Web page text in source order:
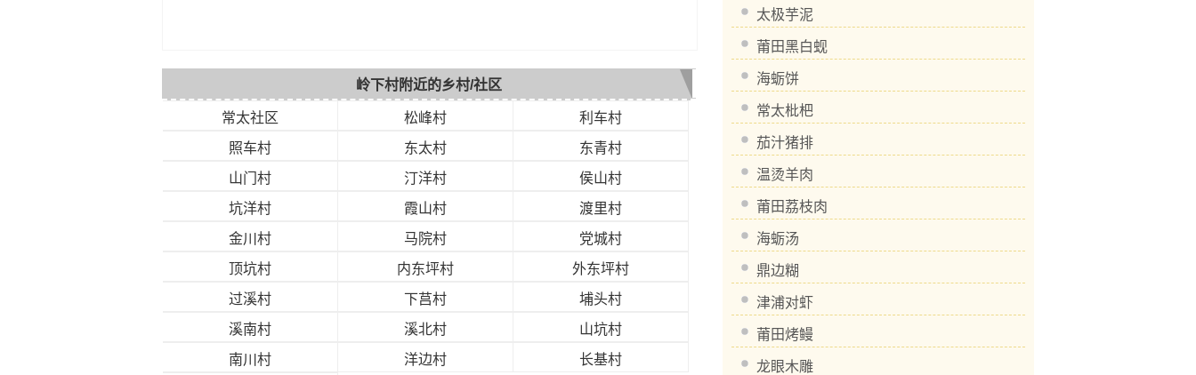
岭下村附近的乡村/社区
常太社区 松峰村
利车村
照车村
东太村
东青村
山门村
汀洋村
侯山村
坑洋村
霞山村
渡里村
金川村
马院村
党城村
顶坑村
内东坪村
外东坪村
过溪村
下莒村
埔头村
溪南村
溪北村
山坑村
南川村
洋边村
长基村
太极芋泥
莆田黑白蚬
海蛎饼
常太枇杷
茄汁猪排
温烫羊肉
莆田荔枝肉
海蛎汤
鼎边糊
津浦对虾
莆田烤鳗
龙眼木雕